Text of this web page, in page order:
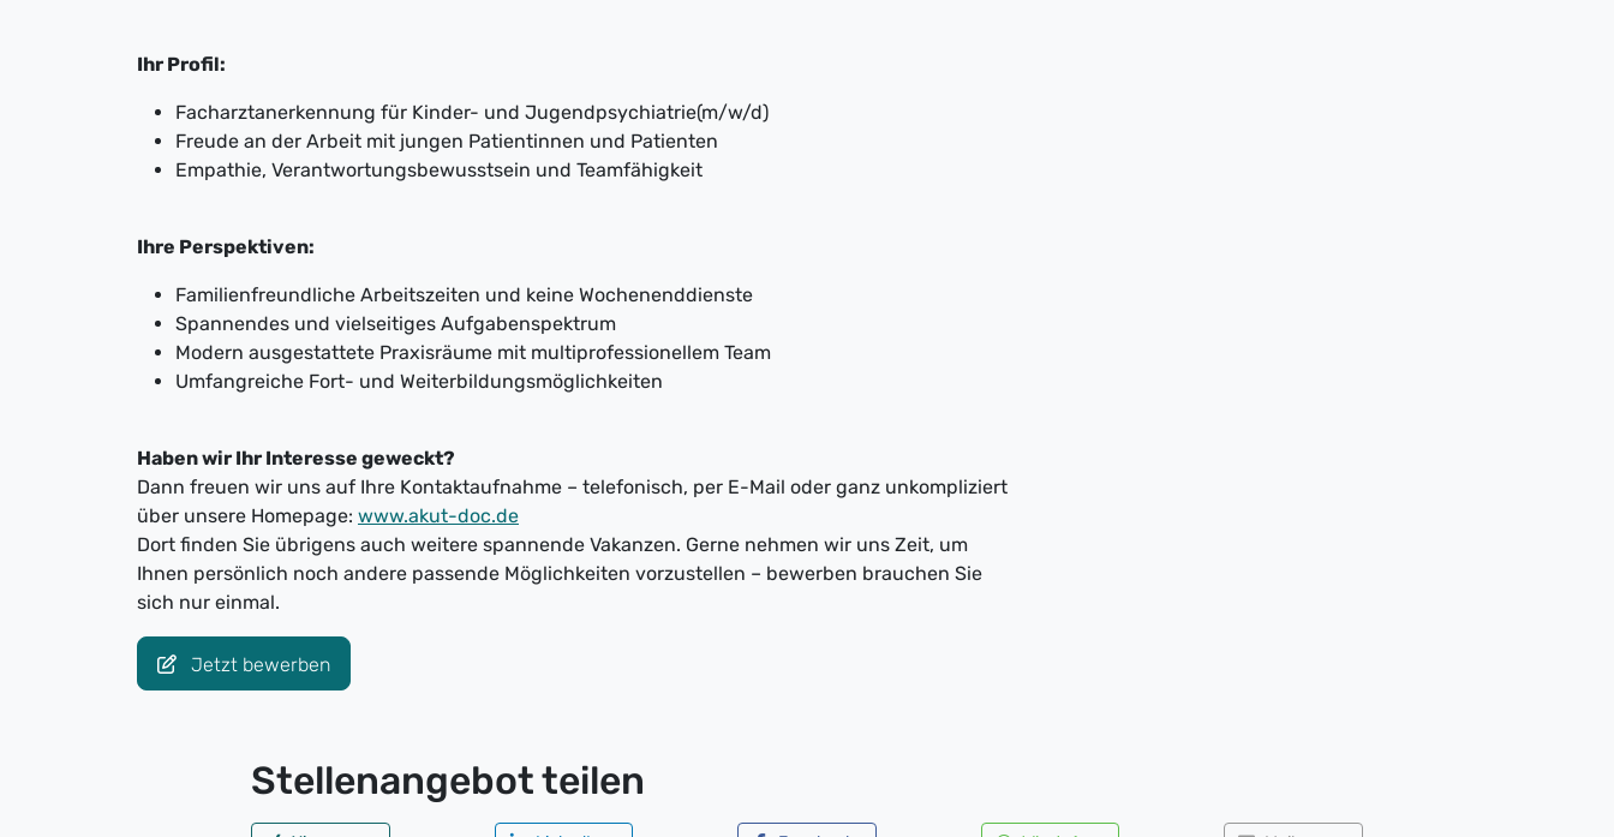
Ihr Profil:
Facharztanerkennung für Kinder- und Jugendpsychiatrie(m/w/d)
Freude an der Arbeit mit jungen Patientinnen und Patienten
Empathie, Verantwortungsbewusstsein und Teamfähigkeit
Ihre Perspektiven:
Familienfreundliche Arbeitszeiten und keine Wochenenddienste
Spannendes und vielseitiges Aufgabenspektrum
Modern ausgestattete Praxisräume mit multiprofessionellem Team
Umfangreiche Fort- und Weiterbildungsmöglichkeiten
Haben wir Ihr Interesse geweckt?
Dann freuen wir uns auf Ihre Kontaktaufnahme – telefonisch, per E-Mail oder ganz unkompliziert
über unsere Homepage: www.akut-doc.de
Dort finden Sie übrigens auch weitere spannende Vakanzen. Gerne nehmen wir uns Zeit, um
Ihnen persönlich noch andere passende Möglichkeiten vorzustellen – bewerben brauchen Sie
sich nur einmal.
Jetzt bewerben
Stellenangebot teilen